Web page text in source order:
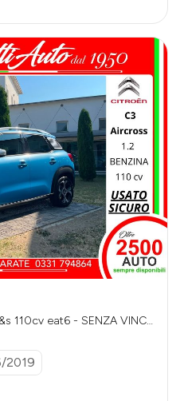
110cv eat6 - SENZA VINC
2019